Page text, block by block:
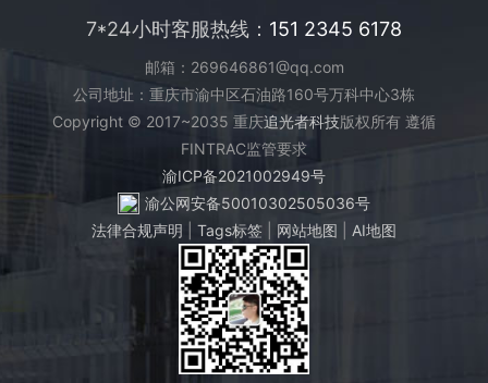
7*24小时客服热线： 151 2345 6178
邮箱：269646861@qq.com
公司地址：重庆市渝中区石油路160号万科中心3栋
Copyright © 2017~2035 重庆追光者科技版权所有 遵循
FINTRAC监管要求
渝ICP备2021002949号
渝公网安备50010302505036号
法律合规声明
Tags标签 网站地图 AI地图